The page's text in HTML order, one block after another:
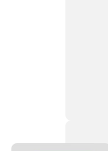
a kde sú
Čo nás
čaká?
spásou